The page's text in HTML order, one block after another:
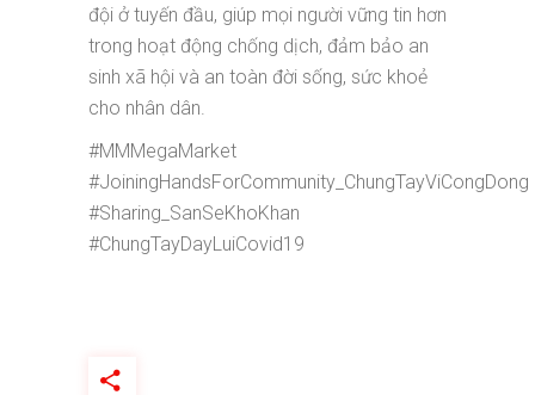
đội ở tuyến đầu, giúp mọi người vững tin hơn
trong hoạt động chống dịch, đảm bảo an
sinh xã hội và an toàn đời sống, sức khoẻ
cho nhân dân.
#MMMegaMarket
#JoiningHandsForCommunity_ChungTayViCongDong
#Sharing_SanSeKhoKhan
#ChungTayDayLuiCovid19